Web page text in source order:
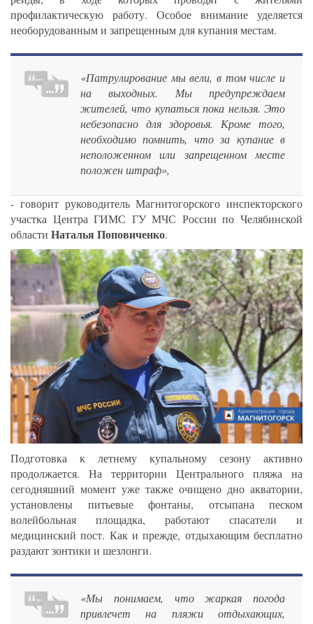
профилактическую работу. Особое внимание уделяется
необорудованным и запрещенным для купания местам.
«Патрулирование мы вели, в том числе и
на выходных. Мы предупреждаем
жителей, что купаться пока нельзя. Это
небезопасно для здоровья. Кроме того,
необходимо помнить, что за купание в
неположенном или запрещенном месте
положен штраф»,
- говорит руководитель Магнитогорского инспекторского
участка Центра ГИМС ГУ МЧС России по Челябинской
области Наталья Поповиченко.
Подготовка к летнему купальному сезону активно
продолжается. На территории Центрального пляжа на
сегодняшний момент уже также очищено дно акватории,
установлены питьевые фонтаны, отсыпана песком
волейбольная площадка, работают спасатели и
медицинский пост. Как и прежде, отдыхающим бесплатно
раздают зонтики и шезлонги.
«Мы понимаем, что жаркая погода
привлечет на пляжи отдыхающих,